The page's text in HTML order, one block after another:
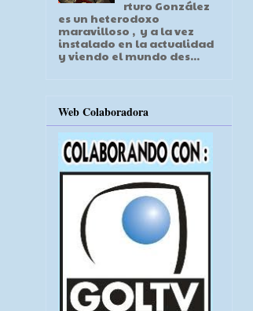
rturo González
es un heterodoxo
maravilloso , y a la vez
instalado en la actualidad
y viendo el mundo des...
Web Colaboradora